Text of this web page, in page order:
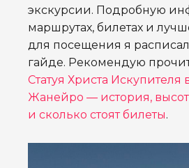
экскурсии. Подробную
маршрутах, билетах и
для посещения я
гайде. Рекомендую
Статуя Христа Искупителя
Жанейро — история,
и сколько стоят билеты.